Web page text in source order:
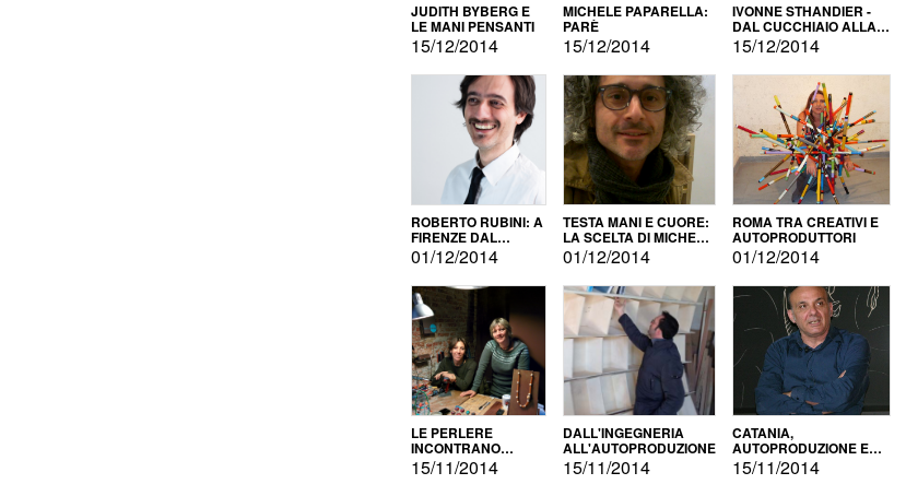
JUDITH BYBERG E
LE MANI PENSANTI
15/12/2014
MICHELE PAPARELLA:
PARÈ
15/12/2014
IVONNE STHANDIER -
DAL CUCCHIAIO ALLA
CITTÀ
15/12/2014
ROBERTO RUBINI: A
FIRENZE DAL
PRODOTTO ALLA
PROMOZIONE
01/12/2014
TESTA MANI E CUORE:
LA SCELTA DI MICHELE
BARBERIO
01/12/2014
ROMA TRA CREATIVI E
AUTOPRODUTTORI
01/12/2014
LE PERLERE
INCONTRANO
L'AUTOPRODUZIONE
15/11/2014
DALL'INGEGNERIA
ALL'AUTOPRODUZIONE
15/11/2014
CATANIA,
AUTOPRODUZIONE E
COMMERCIALIZZAZIONE
15/11/2014